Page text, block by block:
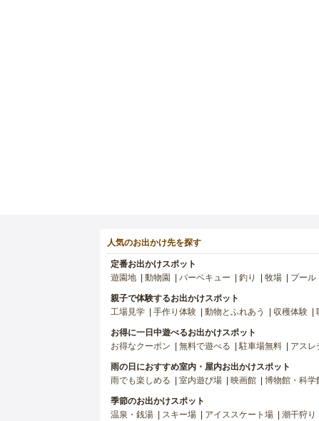
人気のお出かけ先を探す
定番お出かけスポット
遊園地
動物園 バーベキュー 釣り 牧場 プール
親子で体験するお出かけスポット
工場見学
手作り体験 動物とふれあう 収穫体験
お得に一日中遊べるお出かけスポット
お得なクーポン
無料で遊べる 駐車場無料 アスレ
雨の日におすすめ室内・屋内お出かけスポット
雨でも楽しめる
室内遊び場 映画館 博物館・科学
季節のお出かけスポット
温泉・銭湯
スキー場 アイススケート場 潮干狩り